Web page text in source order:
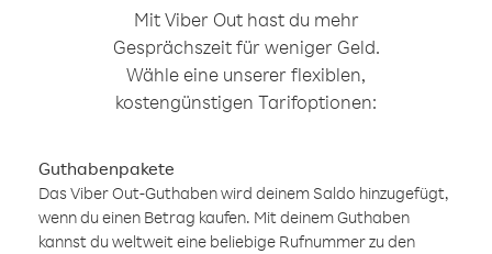
Mit Viber Out hast du mehr
Gesprächszeit für weniger Geld.
Wähle eine unserer flexiblen,
kostengünstigen Tarifoptionen:
Guthabenpakete
Das Viber Out-Guthaben wird deinem Saldo hinzugefügt,
wenn du einen Betrag kaufen. Mit deinem Guthaben
kannst du weltweit eine beliebige Rufnummer zu den